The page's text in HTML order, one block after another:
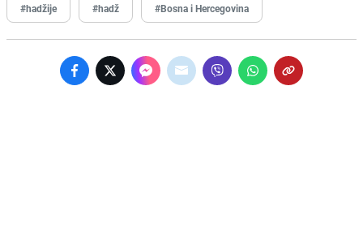
#hadžije #hadž #Bosna i Hercegovina